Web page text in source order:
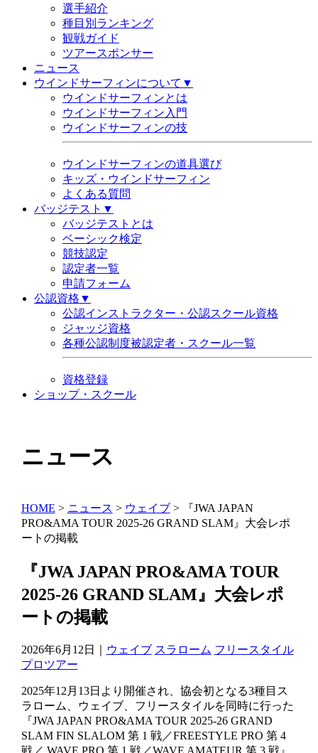
選手紹介
種目別ランキング
観戦ガイド
ツアースポンサー
ニュース
ウインドサーフィンについて▼
ウインドサーフィンとは
ウインドサーフィン入門
ウインドサーフィンの技
ウインドサーフィンの道具選び
キッズ・ウインドサーフィン
よくある質問
バッジテスト▼
バッジテストとは
ベーシック検定
競技認定
認定者一覧
申請フォーム
公認資格▼
公認インストラクター・公認スクール資格
ジャッジ資格
各種公認制度被認定者・スクール一覧
資格登録
ショップ・スクール
ニュース
HOME > ニュース > ウェイブ>
『JWA JAPAN
PRO&AMA TOUR 2025-26 GRAND SLAM』大会レポ
ートの掲載
『JWA JAPAN PRO&AMA TOUR
2025-26 GRAND SLAM』大会レポ
ートの掲載
2026年6月12日｜ ウェイブ スラローム フリースタイル
プロツアー
2025年12月13日より開催され、協会初となる3種目ス
ラローム、ウェイブ、フリースタイルを同時に行った
『JWA JAPAN PRO&AMA TOUR 2025-26 GRAND
SLAM FIN SLALOM 第 1 戦／FREESTYLE PRO 第 4
戦／ WAVE PRO 第 1 戦／WAVE AMATEUR 第 3 戦』